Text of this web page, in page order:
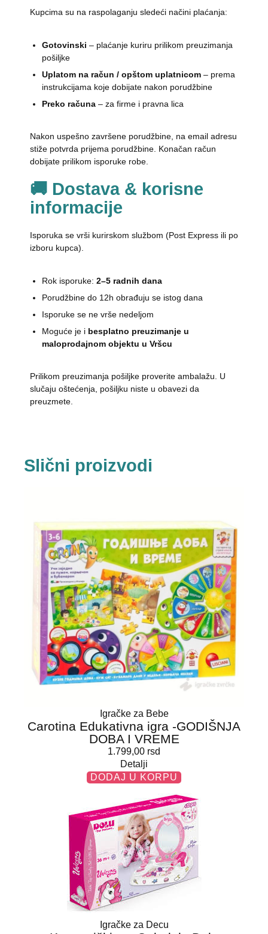
Kupcima su na raspolaganju sledeći načini plaćanja:
Gotovinski – plaćanje kuriru prilikom preuzimanja
pošiljke
Uplatom na račun / opštom uplatnicom– prema
instrukcijama koje dobijate nakon porudžbine
Preko računa– za firme i pravna lica
Nakon uspešno završene porudžbine, na email adresu
stiže potvrda prijema porudžbine. Konačan račun
dobijate prilikom isporuke robe.
🚚 Dostava & korisne
informacije
Isporuka se vrši kurirskom službom (Post Express ili po
izboru kupca).
Rok isporuke: 2–5 radnih dana
Porudžbine do 12h obrađuju se istog dana
Isporuke se ne vrše nedeljom
Moguće je i besplatno preuzimanje u
maloprodajnom objektu u Vršcu
Prilikom preuzimanja pošiljke proverite ambalažu. U
slučaju oštećenja, pošiljku niste u obavezi da
preuzmete.
Slični proizvodi
Igračke za Bebe
Carotina Edukativna igra -GODIŠNJA
DOBA I VREME
1.799,00 rsd
Detalji
DODAJ U KORPU
Igračke za Decu